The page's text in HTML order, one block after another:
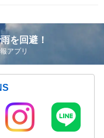
を回避！
アプリ